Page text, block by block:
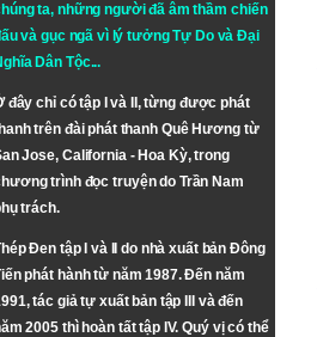
ta, những người đã âm thầm chiến
và gục ngã vì lý tưởngTự DovàĐại
Dân Tộc...
đây chỉ có tập I và II, từng được phát
trên đài phát thanh Quê Hương từ
Jose, California - Hoa Kỳ, trong
trình đọc truyện do Trần Nam
trách.
Đen tập I và II do nhà xuất bản Đông
phát hành từ năm 1987. Đến năm
tác giả tự xuất bản tập III và đến
2005 thì hoàn tất tập IV. Quý vị có thể